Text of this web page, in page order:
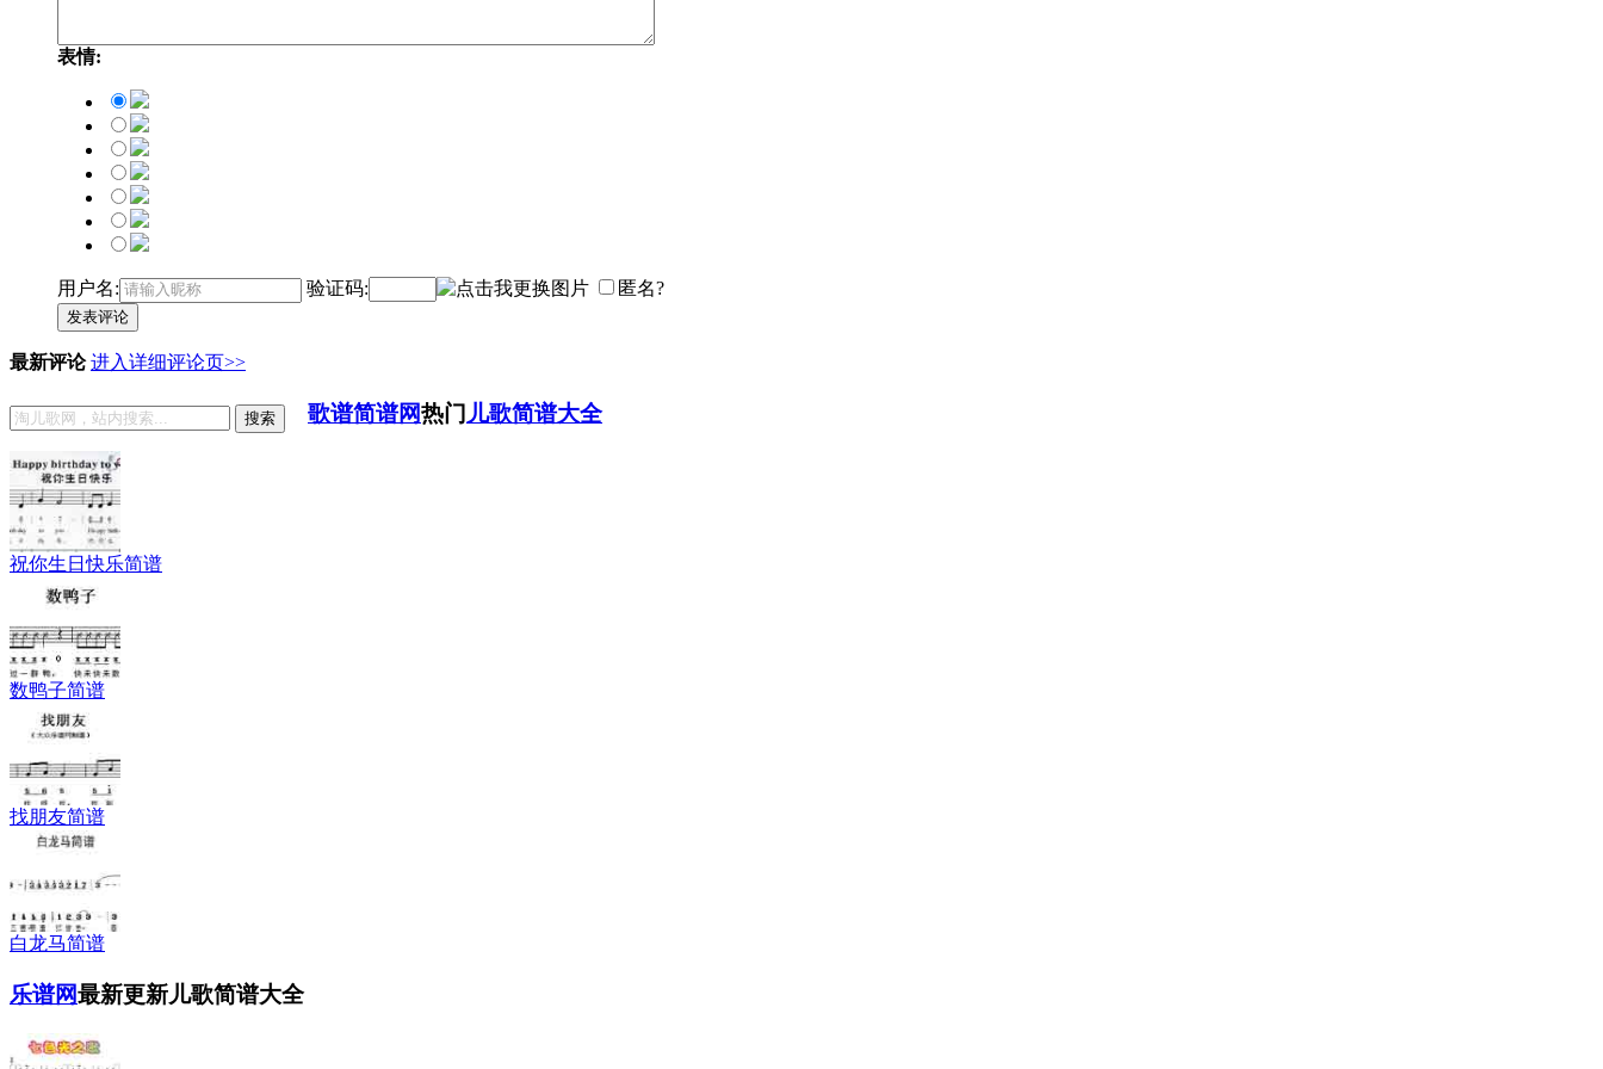
表情:
用户名: 验证码: 匿名?
发表评论
最新评论 进入详细评论页>>
搜索 歌谱简谱网热门 儿歌简谱大全
祝你生日快乐简谱
数鸭子简谱
找朋友简谱
白龙马简谱
乐谱网最新更新儿歌简谱大全